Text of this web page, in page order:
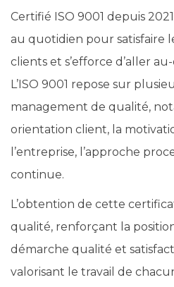
Certifié ISO 9001 depuis
au quotidien pour satisfaire
clients et s’efforce d’aller
L’ISO 9001 repose sur
management de qualité,
orientation client, la
l’entreprise, l’approche
continue.
L’obtention de cette
qualité, renforçant la
démarche qualité et
valorisant le travail de